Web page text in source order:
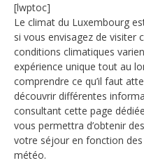
[lwptoc]
Le climat du Luxembourg
si vous envisagez de visiter
conditions climatiques
expérience unique tout au
comprendre ce qu’il faut
découvrir différentes
consultant cette page
vous permettra d’obtenir
votre séjour en fonction
météo.